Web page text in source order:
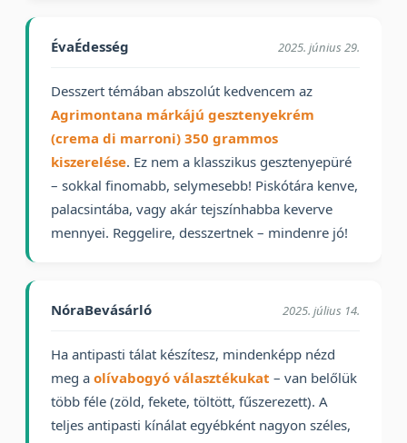
ÉvaÉdesség 2025. június 29.
Desszert témában abszolút kedvencem az
Agrimontana márkájú gesztenyekrém
(crema di marroni) 350 grammos
kiszerelése. Ez nem a klasszikus gesztenyepüré
– sokkal finomabb, selymesebb! Piskótára kenve,
palacsintába, vagy akár tejszínhabba keverve
mennyei. Reggelire, desszertnek – mindenre jó!
NóraBevásárló 2025. július 14.
Ha antipasti tálat készítesz, mindenképp nézd
meg a olívabogyó választékukat – van belőlük
több féle (zöld, fekete, töltött, fűszerezett). A
teljes antipasti kínálat egyébként nagyon széles,